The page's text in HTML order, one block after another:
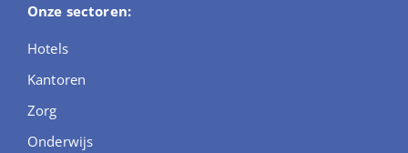
Onze sectoren:
Hotels
Kantoren
Zorg
Onderwijs